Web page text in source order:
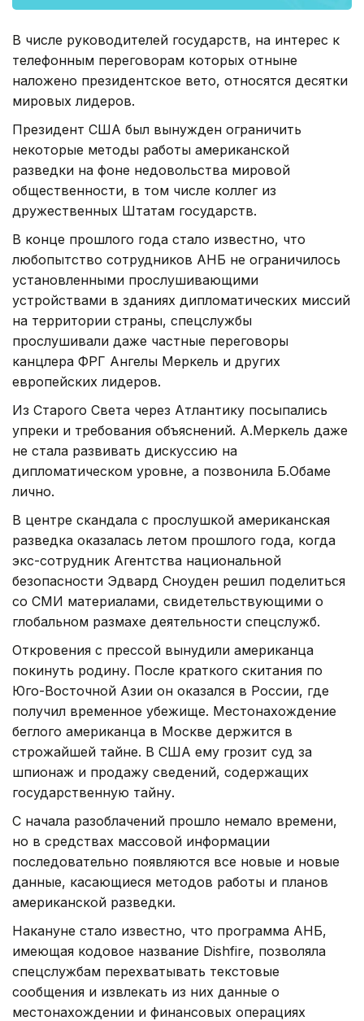
В числе руководителей государств, на интерес к
телефонным переговорам которых отныне
наложено президентское вето, относятся десятки
мировых лидеров.
Президент США был вынужден ограничить
некоторые методы работы американской
разведки на фоне недовольства мировой
общественности, в том числе коллег из
дружественных Штатам государств.
В конце прошлого года стало известно, что
любопытство сотрудников АНБ не ограничилось
установленными прослушивающими
устройствами в зданиях дипломатических миссий
на территории страны, спецслужбы
прослушивали даже частные переговоры
канцлера ФРГ Ангелы Меркель и других
европейских лидеров.
Из Старого Света через Атлантику посыпались
упреки и требования объяснений. А.Меркель даже
не стала развивать дискуссию на
дипломатическом уровне, а позвонила Б.Обаме
лично.
В центре скандала с прослушкой американская
разведка оказалась летом прошлого года, когда
экс-сотрудник Агентства национальной
безопасности Эдвард Сноуден решил поделиться
со СМИ материалами, свидетельствующими о
глобальном размахе деятельности спецслужб.
Откровения с прессой вынудили американца
покинуть родину. После краткого скитания по
Юго-Восточной Азии он оказался в России, где
получил временное убежище. Местонахождение
беглого американца в Москве держится в
строжайшей тайне. В США ему грозит суд за
шпионаж и продажу сведений, содержащих
государственную тайну.
С начала разоблачений прошло немало времени,
но в средствах массовой информации
последовательно появляются все новые и новые
данные, касающиеся методов работы и планов
американской разведки.
Накануне стало известно, что программа АНБ,
имеющая кодовое название Dishfire, позволяла
спецслужбам перехватывать текстовые
сообщения и извлекать из них данные о
местонахождении и финансовых операциях